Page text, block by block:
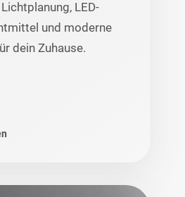
LED-
und moderne
dein Zuhause.